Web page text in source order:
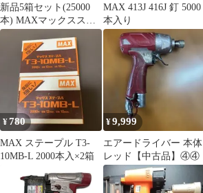
新品5箱セット(25000
本) MAXマックスステ
ープル422Jメッキ
MAX 413J 416J 釘 5000
本入り
¥780
MAX ステープル T3-
10MB-L 2000本入×2箱
¥9,999
エアードライバー 本体
レッド【中古品】④④